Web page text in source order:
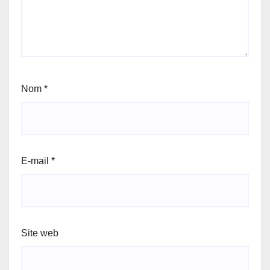
Nom *
E-mail *
Site web